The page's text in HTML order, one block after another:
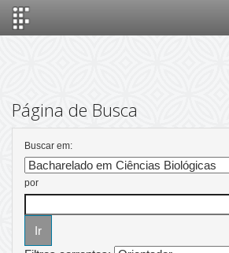
Página de Busca
Buscar em:
por